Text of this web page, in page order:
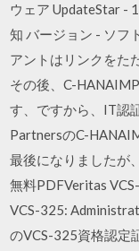
ウェア UpdateStar -
知 バージョン - ソフ
アントはリンクをた
その後、C-
す、ですから、IT認
PartnersのC-
最後になりましたが
無料PDFVeritas
VCS-325:
のVCS-325資格認定